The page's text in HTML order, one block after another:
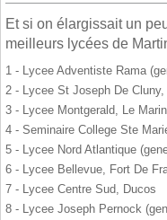
Et si on élargissait un
meilleurs lycées de
1 - Lycee Adventiste Rama
2 - Lycee St Joseph De
3 - Lycee Montgerald, Le Marin
4 - Seminaire College Ste
5 - Lycee Nord Atlantique
6 - Lycee Bellevue, Fort De
7 - Lycee Centre Sud, Ducos
8 - Lycee Joseph Pernock